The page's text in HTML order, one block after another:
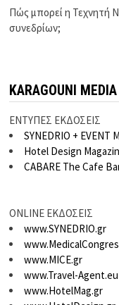
Πώς μπορεί η Τεχνητή
συνεδρίων;
KARAGOUNI MEDIA
ΕΝΤΥΠΕΣ ΕΚΔΟΣΕΙΣ
SYNEDRIO + EVENT
Hotel Design
CABARE The Cafe
ONLINE ΕΚΔΟΣΕΙΣ
www.SYNEDRIO.gr
www.MICE.gr
www.Travel-Agent.eu
www.HotelMag.gr